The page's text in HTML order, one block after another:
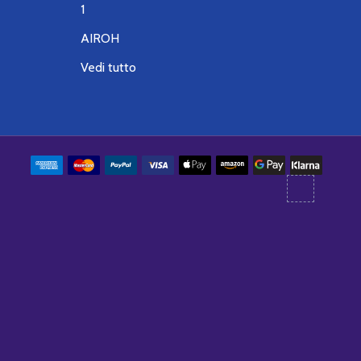
1
AIROH
Vedi tutto